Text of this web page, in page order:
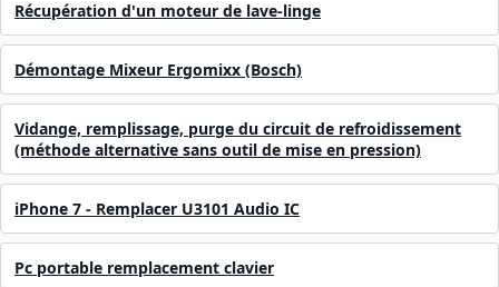
Récupération d'un moteur de lave-linge
Démontage Mixeur Ergomixx (Bosch)
Vidange, remplissage, purge du circuit de refroidissement
(méthode alternative sans outil de mise en pression)
iPhone 7 - Remplacer U3101 Audio IC
Pc portable remplacement clavier